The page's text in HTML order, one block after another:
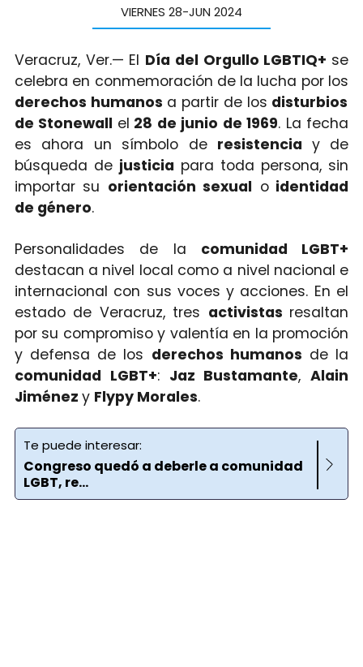
VIERNES 28-JUN 2024
Veracruz, Ver.— El Día del Orgullo LGBTIQ+ se
celebra en conmemoración de la lucha por los
derechos humanos a partir de los disturbios
de Stonewall el 28 de junio de 1969. La fecha
es ahora un símbolo de resistencia y de
búsqueda de justicia para toda persona, sin
importar su orientación sexual oidentidad
de género.
Personalidades de la comunidad LGBT+
destacan a nivel local como a nivel nacional e
internacional con sus voces y acciones. En el
estado de Veracruz, tres activistas resaltan
por su compromiso y valentía en la promoción
y defensa de los derechos humanos de la
comunidad LGBT+: Jaz Bustamante,Alain
Jiménez y Flypy Morales.
Te puede interesar:
Congreso quedó a deberle a comunidad
LGBT, re...